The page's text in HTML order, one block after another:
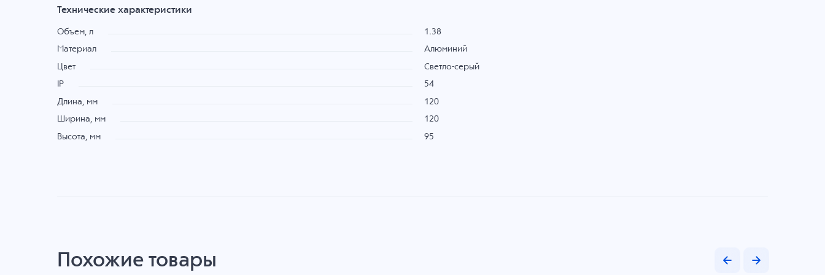
Технические характеристики
Объем, л 1.38
Материал Алюминий
Цвет Светло-серый
IP 54
Длина, мм 120
Ширина, мм 120
Высота, мм 95
Похожие товары